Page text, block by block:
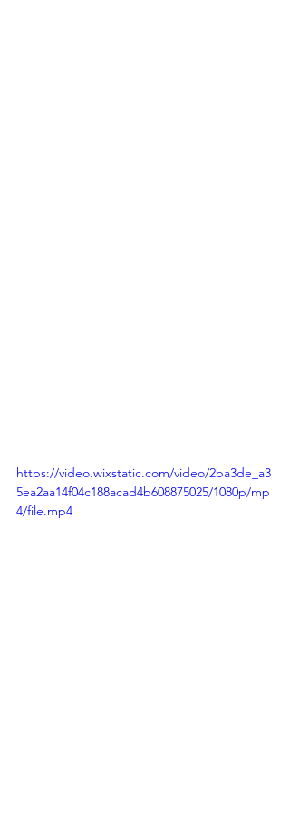
https://video.wixstatic.com/video/2ba3de_a3
5ea2aa14f04c188acad4b608875025/1080p/mp
4/file.mp4